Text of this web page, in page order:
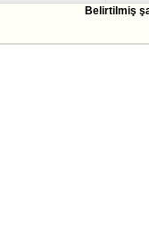
Belirtilmiş